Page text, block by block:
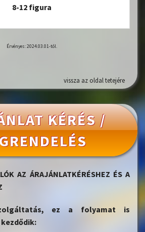
8-12 figura
Érvényes: 2024.03.01-től.
vissza az oldal tetejére
KÉRÉS /
AZ ÁRAJÁNLATKÉRÉSHEZ ÉS A
ez a folyamat is